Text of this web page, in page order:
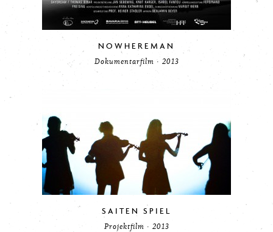
NOWHEREMAN
Dokumentarfilm · 2013
SAITEN SPIEL
Projektfilm · 2013